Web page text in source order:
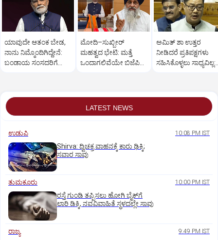
ಯಾವುದೇ ಆತಂಕ ಬೇಡ,
ನಾನು ನಿಮ್ಮೊಂದಿಗಿದ್ದೇನೆ:
ಬಂಡಾಯ ಸಂಸದರಿಗೆ
ಮೋದಿ–ಸುಖ್ಬೀರ್
ಮಹತ್ವದ ಭೇಟಿ: ಮತ್ತೆ
ಒಂದಾಗಲಿವೆಯೇ ಬಿಜೆಪಿ–
ಅಮಿತ್ ಶಾ ಉತ್ತರ
ನೀಡಿದರೆ ಪ್ರತಿಪಕ್ಷಗಳು
ಸಹಿಸಿಕೊಳ್ಳಲು ಸಾಧ್ಯವಿಲ್ಲ:
LATEST NEWS
ಉಡುಪಿ 10:08 PM IST
Shirva: ದ್ವಿಚಕ್ರ ವಾಹನಕ್ಕೆ ಕಾರು ಢಿಕ್ಕಿ;
ಸವಾರ ಸಾವು
ತುಮಕೂರು 10:00 PM IST
ರಸ್ತೆ ಗುಂಡಿ ತಪ್ಪಿಸಲು ಹೋಗಿ ಬೈಕ್‌ಗೆ
ಲಾರಿ ಡಿಕ್ಕಿ, ನವವಿವಾಹಿತೆ ಸ್ಥಳದಲ್ಲೇ ಸಾವು
ರಾಜ್ಯ 9:49 PM IST